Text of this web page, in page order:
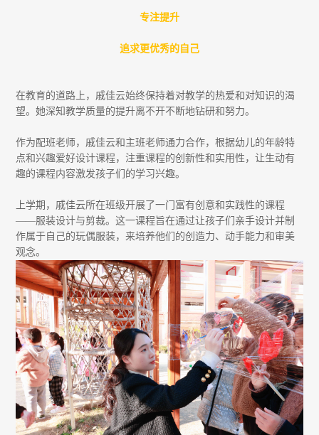
专注提升
追求更优秀的自己
在教育的道路上，戚佳云始终保持着对教学的热爱和对知识的渴
望。她深知教学质量的提升离不开不断地钻研和努力。
作为配班老师，戚佳云和主班老师通力合作，根据幼儿的年龄特
点和兴趣爱好设计课程，注重课程的创新性和实用性，让生动有
趣的课程内容激发孩子们的学习兴趣。
上学期，戚佳云所在班级开展了一门富有创意和实践性的课程
——服装设计与剪裁。这一课程旨在通过让孩子们亲手设计并制
作属于自己的玩偶服装，来培养他们的创造力、动手能力和审美
观念。